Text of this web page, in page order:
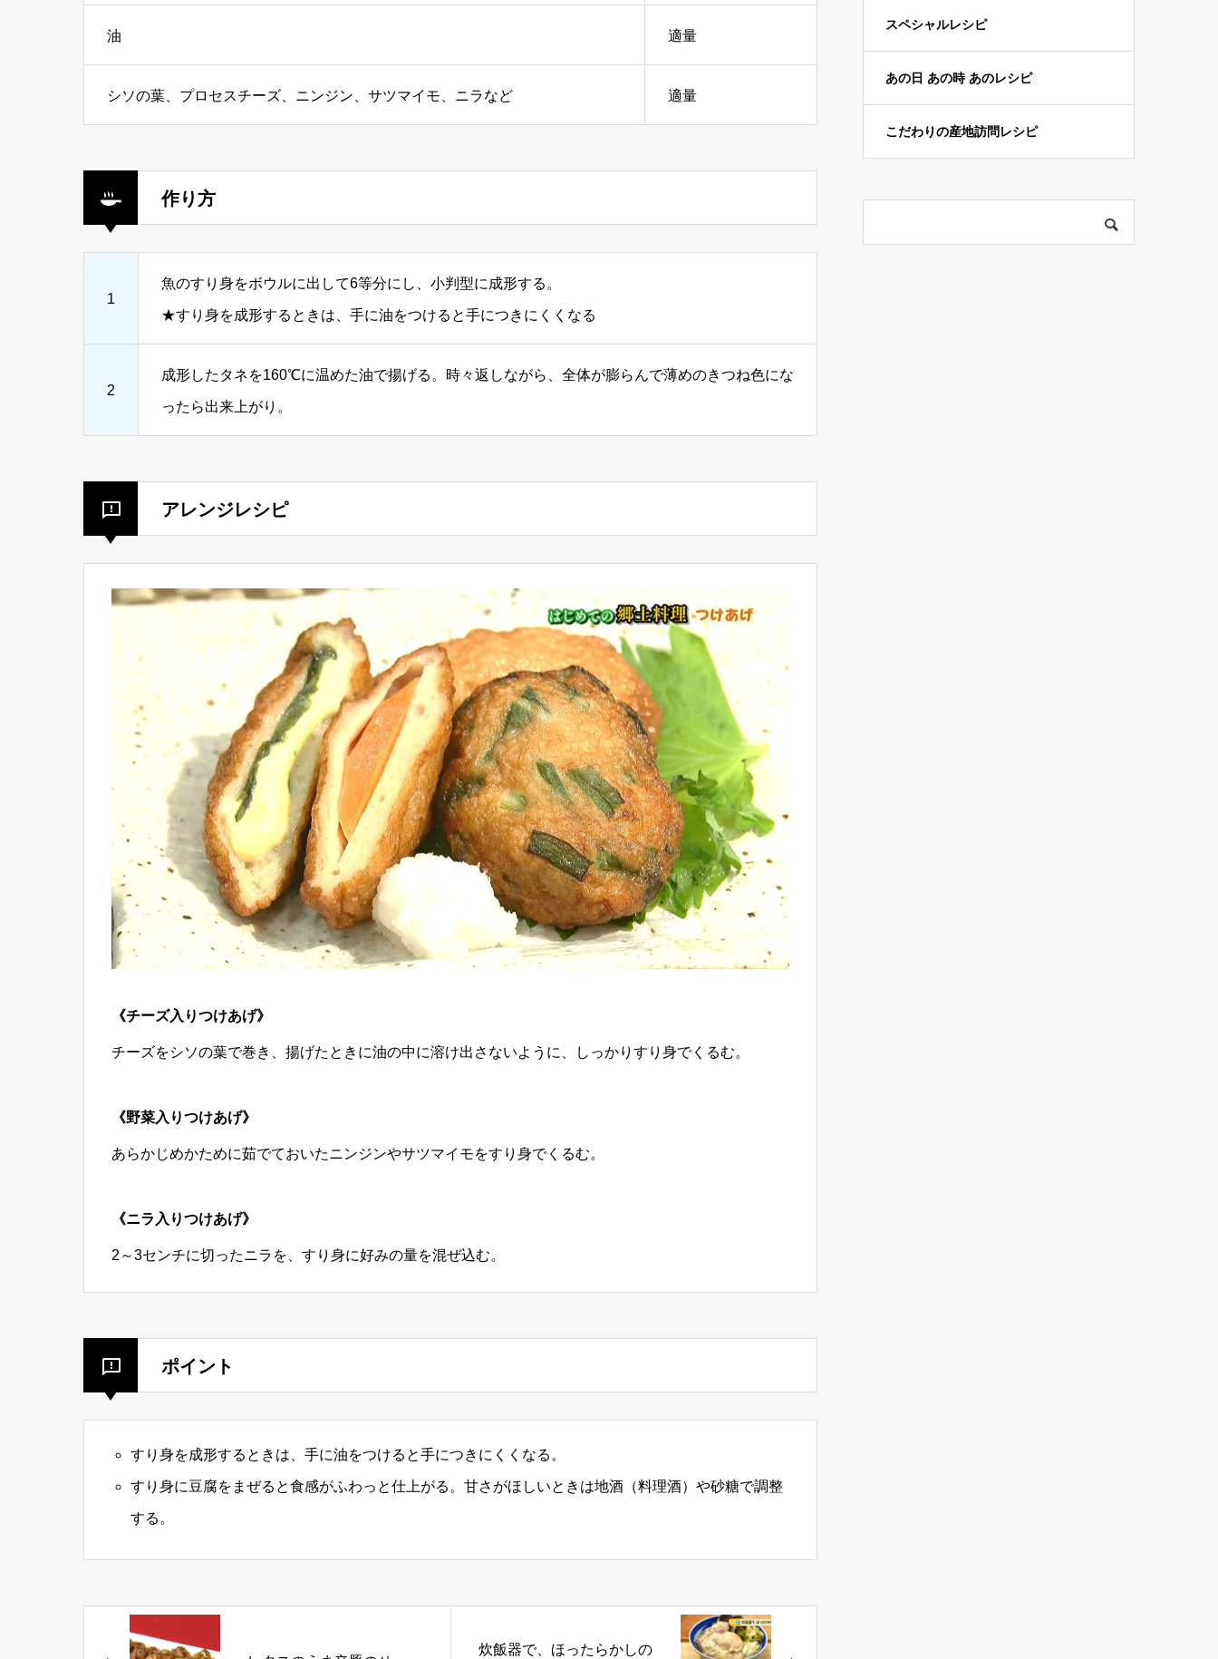
油 適量
シソの葉、プロセスチーズ、ニンジン、サツマイモ、ニラなど 適量
作り方
1
魚のすり身をボウルに出して6等分にし、小判型に成形する。
★すり身を成形するときは、手に油をつけると手につきにくくなる
2
成形したタネを160℃に温めた油で揚げる。時々返しながら、全体が膨らんで薄めのきつね色にな
ったら出来上がり。
アレンジレシピ
《チーズ入りつけあげ》
チーズをシソの葉で巻き、揚げたときに油の中に溶け出さないように、しっかりすり身でくるむ。
《野菜入りつけあげ》
あらかじめかために茹でておいたニンジンやサツマイモをすり身でくるむ。
《ニラ入りつけあげ》
2～3センチに切ったニラを、すり身に好みの量を混ぜ込む。
ポイント
すり身を成形するときは、手に油をつけると手につきにくくなる。
すり身に豆腐をまぜると食感がふわっと仕上がる。甘さがほしいときは地酒（料理酒）や砂糖で調整
する。
炊飯器で、ほったらかしの
スペシャルレシピ
あの日 あの時 あのレシピ
こだわりの産地訪問レシピ